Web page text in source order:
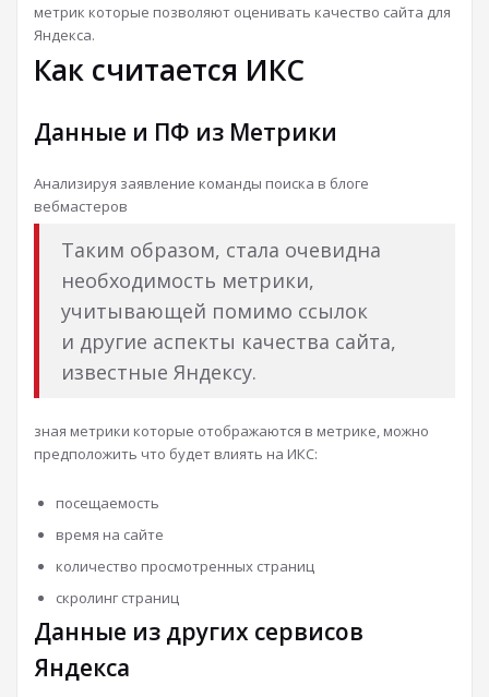
метрик которые позволяют оценивать качество сайта для
Яндекса.
Как считается ИКС
Данные и ПФ из Метрики
Анализируя заявление команды поиска в блоге
вебмастеров
Таким образом, стала очевидна
необходимость метрики,
учитывающей помимо ссылок
и другие аспекты качества сайта,
известные Яндексу.
зная метрики которые отображаются в метрике, можно
предположить что будет влиять на ИКС:
посещаемость
время на сайте
количество просмотренных страниц
скролинг страниц
Данные из других сервисов
Яндекса